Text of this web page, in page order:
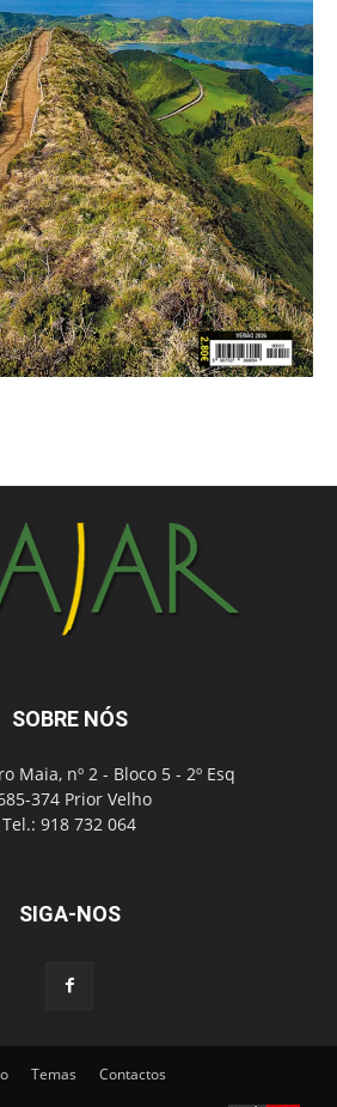
SOBRE NÓS
Maia, nº 2 - Bloco 5 - 2º Esq
374 Prior Velho
Tel.: 918 732 064
SIGA-NOS
Temas Contactos